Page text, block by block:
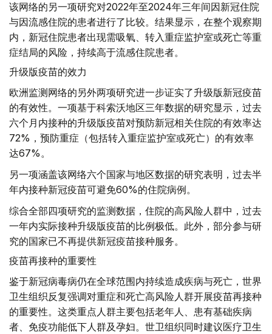
该网络的另一项研究对2022年至2024年三年间因新冠住院
与因流感住院的患者进行了比较。结果显示，在整个观察期
内，新冠住院患者出现需吸氧、转入重症监护室或死亡等重
症结局的风险，持续高于流感住院患者。
升级版疫苗的效力
欧洲监测网络的另外两项研究进一步证实了升级版新冠疫苗
的有效性。一项基于科索沃地区三年数据的研究显示，过去
六个月内接种的升级版疫苗对预防新冠相关住院的有效率达
72%，预防重症（包括转入重症监护室或死亡）的有效率
达67%。
另一项涵盖该网络六个国家与地区数据的研究表明，过去半
年内接种新冠疫苗可避免60%的住院病例。
综合全部四项研究的监测数据，住院的高风险人群中，过去
一年内实际接种升级版疫苗的比例极低。此外，部分参与研
究的国家已不再提供新冠疫苗接种服务。
疫苗再接种的重要性
鉴于新冠病毒病仍在全球范围内持续造成疾病与死亡，世界
卫生组织反复强调对重症和死亡高风险人群开展疫苗再接种
的重要性。这类重点人群主要包括老年人、患有基础疾病
者、免疫功能低下人群及孕妇。世卫组织同时建议医疗卫生